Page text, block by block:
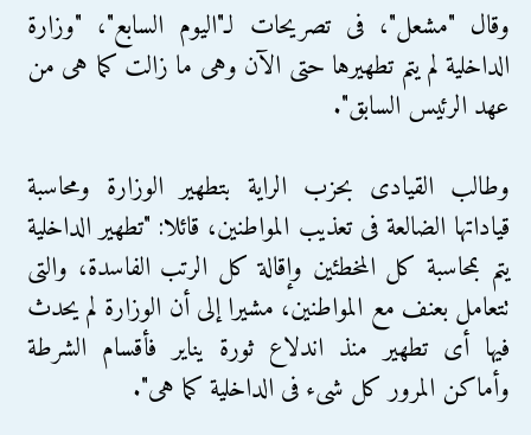
وقال "مشعل"، فى تصريحات لـ"اليوم السابع"، "وزارة
الداخلية لم يتم تطهيرها حتى الآن وهى ما زالت كما هى من
عهد الرئيس السابق".
وطالب القيادى بحزب الراية بتطهير الوزارة ومحاسبة
قياداتها الضالعة فى تعذيب المواطنين، قائلا: "تطهير الداخلية
يتم بمحاسبة كل المخطئين وإقالة كل الرتب الفاسدة، والتى
تتعامل بعنف مع المواطنين، مشيرا إلى أن الوزارة لم يحدث
فيها أى تطهير منذ اندلاع ثورة يناير فأقسام الشرطة
وأماكن المرور كل شىء فى الداخلية كما هى".